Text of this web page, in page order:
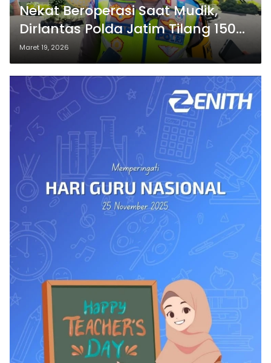
Nekat Beroperasi Saat Mudik,
Dirlantas Polda Jatim Tilang 150
Truk Sumbu Tiga
Maret 19, 2026